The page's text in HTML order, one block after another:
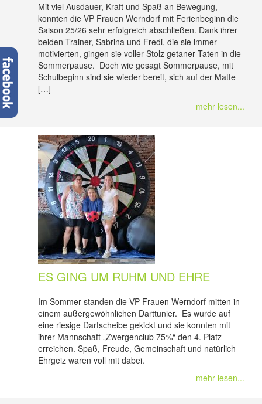
Mit viel Ausdauer, Kraft und Spaß an Bewegung,
konnten die VP Frauen Werndorf mit Ferienbeginn die
Saison 25/26 sehr erfolgreich abschließen. Dank ihrer
beiden Trainer, Sabrina und Fredi, die sie immer
motivierten, gingen sie voller Stolz getaner Taten in die
Sommerpause. Doch wie gesagt Sommerpause, mit
Schulbeginn sind sie wieder bereit, sich auf der Matte
[…]
mehr lesen...
ES GING UM RUHM UND EHRE
Im Sommer standen die VP Frauen Werndorf mitten in
einem außergewöhnlichen Darttunier. Es wurde auf
eine riesige Dartscheibe gekickt und sie konnten mit
ihrer Mannschaft „Zwergenclub 75%“ den 4. Platz
erreichen. Spaß, Freude, Gemeinschaft und natürlich
Ehrgeiz waren voll mit dabei.
mehr lesen...